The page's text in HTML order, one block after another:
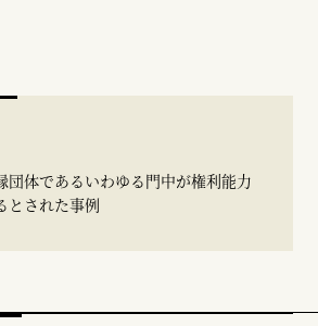
団体であるいわゆる門中が権利能力
とされた事例